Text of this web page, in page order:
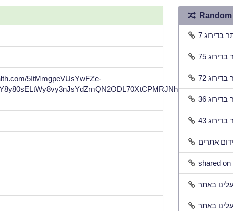
5ItMmgpeVUsYwFZe-
בדירוג 7
75
72
36
43
אתרים
shared on